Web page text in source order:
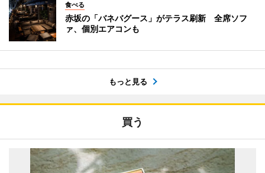
食べる
赤坂の「バネバグース」がテラス刷新 全席ソフ
ァ、個別エアコンも
もっと見る
買う